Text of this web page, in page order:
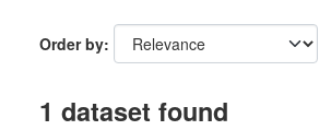
Order by
1 dataset found